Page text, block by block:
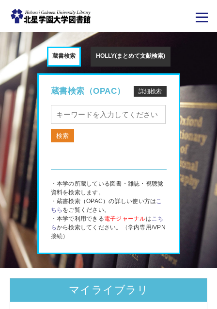
ン
ン
ツ
に
移
動
蔵書検索
蔵書検索（OPAC） 詳細検索
・本学の所蔵している図書・雑誌・視聴覚
資料を検索します。
・蔵書検索（OPAC）の詳しい使い方はこ
ちら をご覧ください。
・本学で利用できる電子ジャーナルはこち
らから検索してください。（学内専用/VPN
接続）
HOLLY(まとめて文献検索)
マイライブラリ